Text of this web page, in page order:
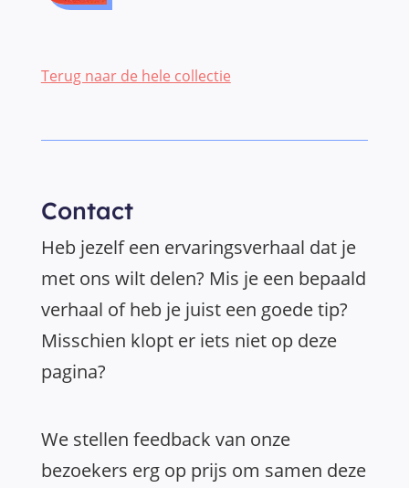
Terug naar de hele collectie
Contact
Heb jezelf een ervaringsverhaal dat je
met ons wilt delen? Mis je een bepaald
verhaal of heb je juist een goede tip?
Misschien klopt er iets niet op deze
pagina?
We stellen feedback van onze
bezoekers erg op prijs om samen deze